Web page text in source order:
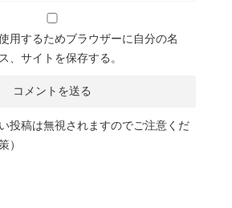
用するためブラウザーに自分の名
、サイトを保存する。
投稿は無視されますのでご注意くだ
）